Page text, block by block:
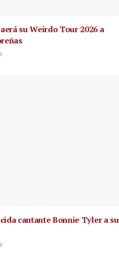
su Weirdo Tour 2026 a
cantanteBonnie Tyler a